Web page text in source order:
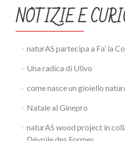
NOTIZIE E
naturAS partecipa a Fa’ la
Una radica di Ulivo
come nasce un gioiello
Natale al Ginepro
naturAS wood project in